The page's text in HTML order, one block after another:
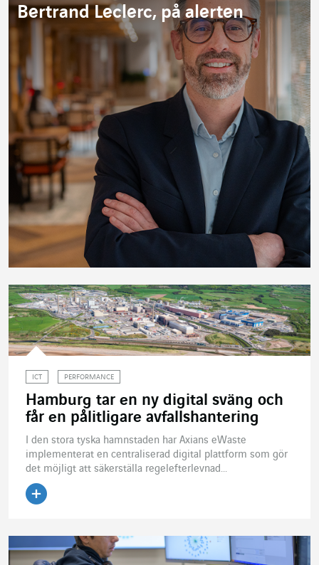
Bertrand Leclerc, på alerten
ICT PERFORMANCE
Hamburg tar en ny digital sväng och
får en pålitligare avfallshantering
I den stora tyska hamnstaden har Axians eWaste
implementerat en centraliserad digital plattform som gör
det möjligt att säkerställa regelefterlevnad...